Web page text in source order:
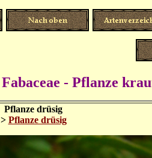
Fabaceae - Pflanze
Pflanze drüsig
> Pflanze drüsig